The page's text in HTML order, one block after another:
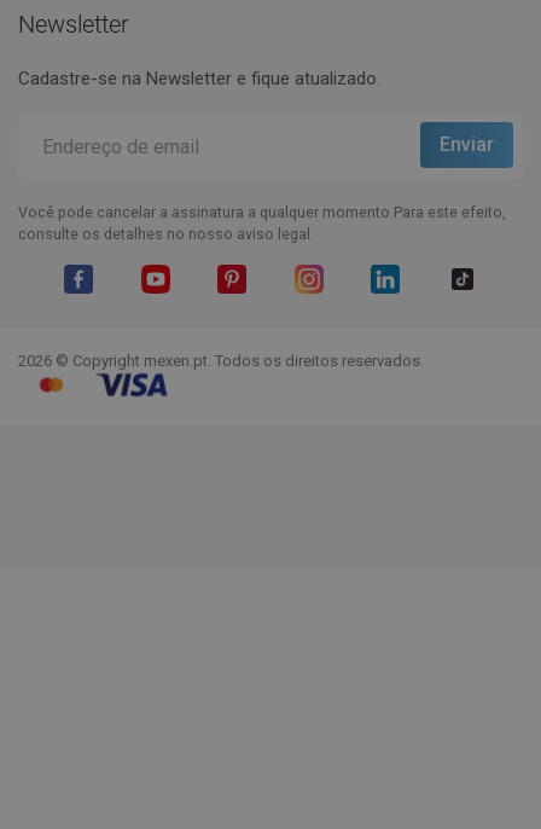
Newsletter
Cadastre-se na Newsletter e fique atualizado.
Você pode cancelar a assinatura a qualquer momento.Para este efeito,
consulte os detalhes no nosso aviso legal.
2026 © Copyright mexen.pt. Todos os direitos reservados.